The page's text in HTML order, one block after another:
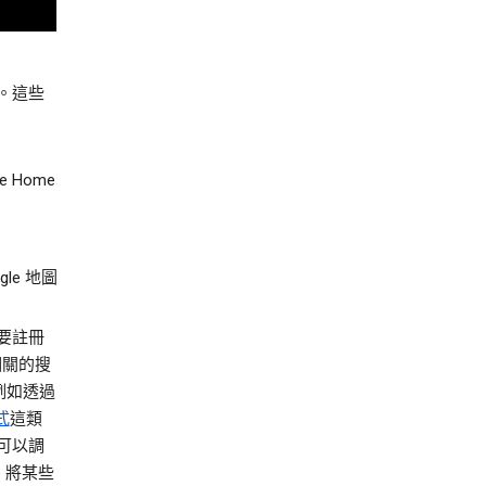
這些
Home
地圖
註冊
的搜
如透過
這類
以調
將某些